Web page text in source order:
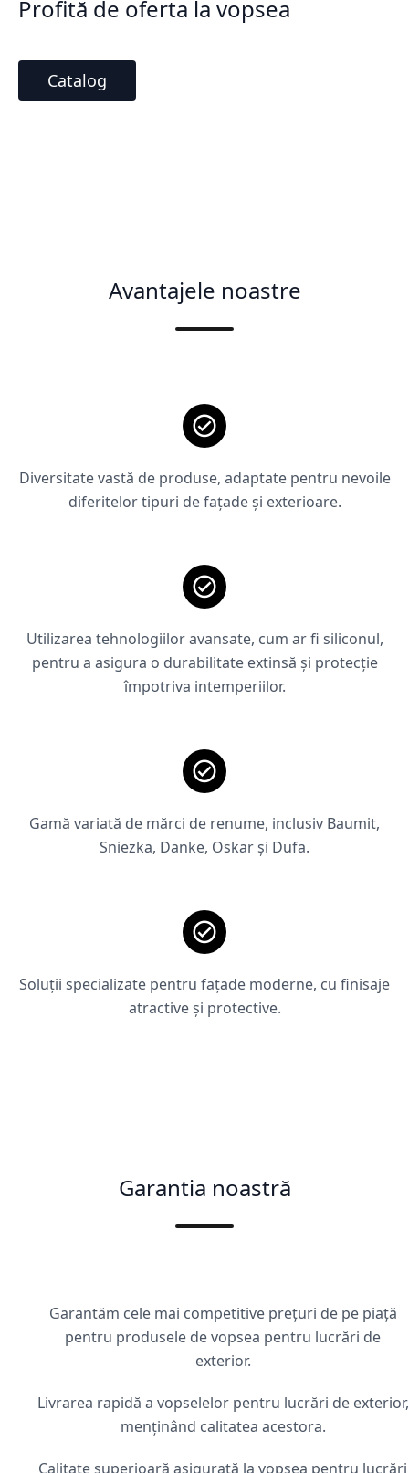
Profită de oferta la vopsea
Catalog
Avantajele noastre
Diversitate vastă de produse, adaptate pentru nevoile
diferitelor tipuri de fațade și exterioare.
Utilizarea tehnologiilor avansate, cum ar fi siliconul,
pentru a asigura o durabilitate extinsă și protecție
împotriva intemperiilor.
Gamă variată de mărci de renume, inclusiv Baumit,
Sniezka, Danke, Oskar și Dufa.
Soluții specializate pentru fațade moderne, cu finisaje
atractive și protective.
Garantia noastră
Garantăm cele mai competitive prețuri de pe piață
pentru produsele de vopsea pentru lucrări de
exterior.
Livrarea rapidă a vopselelor pentru lucrări de exterior,
menținând calitatea acestora.
Calitate superioară asigurată la vopsea pentru lucrări